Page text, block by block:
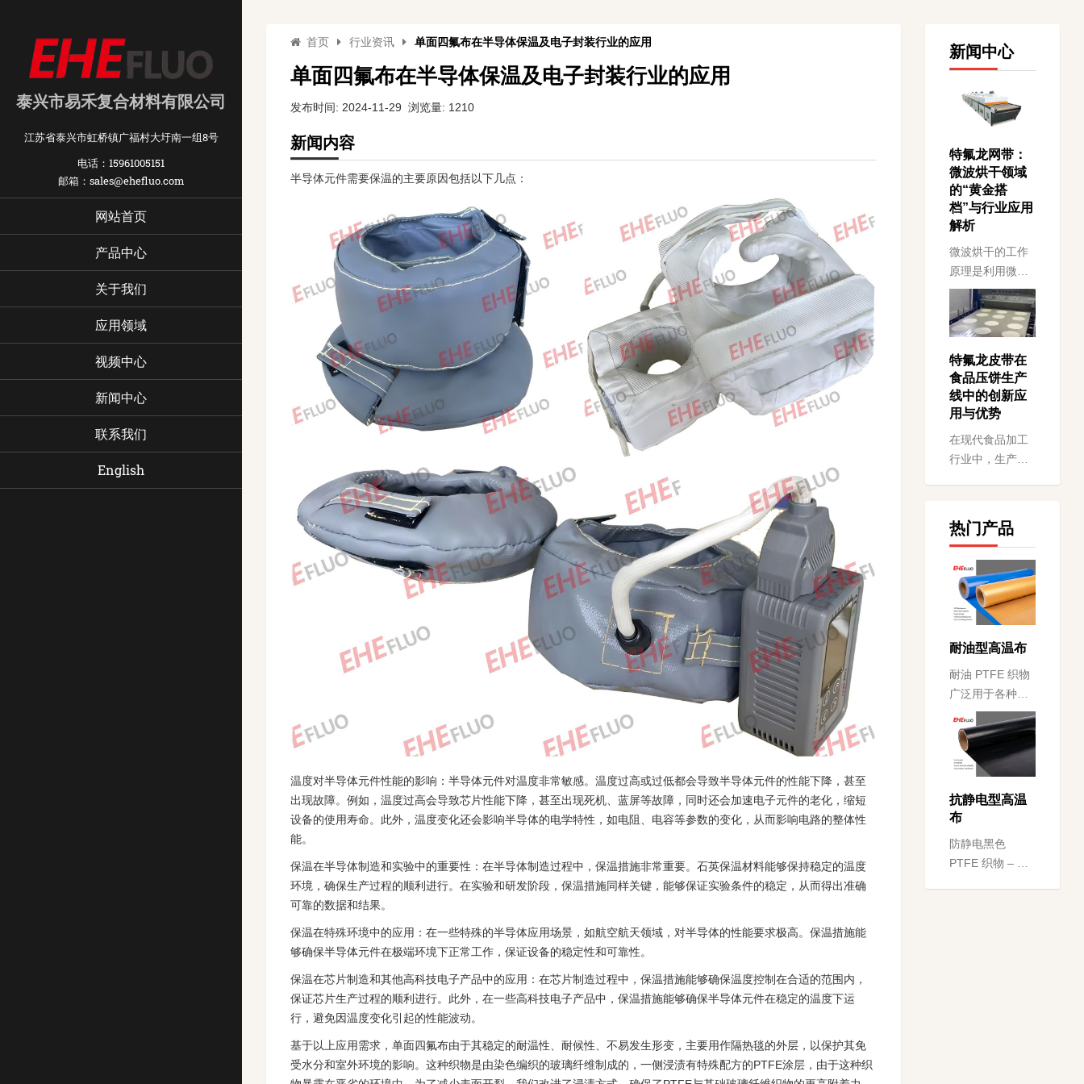
泰兴市易禾复合材料有限公司
江苏省泰兴市虹桥镇广福村大圩南一组8号
电话：15961005151
邮箱：sales@ehefluo.com
网站首页
产品中心
关于我们
应用领域
视频中心
新闻中心
联系我们
English
首页 行业资讯 单面四氟布在半导体保温及电子封装行业的应用
单面四氟布在半导体保温及电子封装行业的应用
发布时间: 2024-11-29 浏览量: 1210
新闻内容
半导体元件需要保温的主要原因包括以下几点‌：
‌温度对半导体元件性能的影响‌：半导体元件对温度非常敏感。温度过高或过低都会导致半导体元件的性能下降，甚至
出现故障。例如，温度过高会导致芯片性能下降，甚至出现死机、蓝屏等故障，同时还会加速电子元件的老化，缩短
设备的使用寿命‌。此外，温度变化还会影响半导体的电学特性，如电阻、电容等参数的变化，从而影响电路的整体性
能‌。
‌保温在半导体制造和实验中的重要性‌：在半导体制造过程中，保温措施非常重要。石英保温材料能够保持稳定的温度
环境，确保生产过程的顺利进行。在实验和研发阶段，保温措施同样关键，能够保证实验条件的稳定，从而得出准确
可靠的数据和结果‌。
‌保温在特殊环境中的应用‌：在一些特殊的半导体应用场景，如航空航天领域，对半导体的性能要求极高。保温措施能
够确保半导体元件在极端环境下正常工作，保证设备的稳定性和可靠性‌。
‌保温在芯片制造和其他高科技电子产品中的应用‌：在芯片制造过程中，保温措施能够确保温度控制在合适的范围内，
保证芯片生产过程的顺利进行。此外，在一些高科技电子产品中，保温措施能够确保半导体元件在稳定的温度下运
行，避免因温度变化引起的性能波动‌。
基于以上应用需求，单面四氟布由于其稳定的耐温性、耐候性、不易发生形变，主要用作隔热毯的外层，以保护其免
受水分和室外环境的影响。这种织物是由染色编织的玻璃纤维制成的，一侧浸渍有特殊配方的PTFE涂层，由于这种织
新闻中心
特氟龙网带：
微波烘干领域
的“黄金搭
档”与行业应用
解析
微波烘干的工作
原理是利用微波
直接作用于物料
内部分子，使其
高速振动摩擦而
实现由内而外的
快...
特氟龙皮带在
食品压饼生产
线中的创新应
用与优势
在现代食品加工
行业中，生产效
素，特氟龙
（PTFE）皮带作
送材料...
热门产品
耐油型高温布
耐油 PTFE 织物
广泛用于各种工
业食品加工应
用，包括接触式
带式烤架，通过
上下加热带之间
的烹饪实现高生
产率...
抗静电型高温
布
防静电黑色
PTFE 织物 – EB